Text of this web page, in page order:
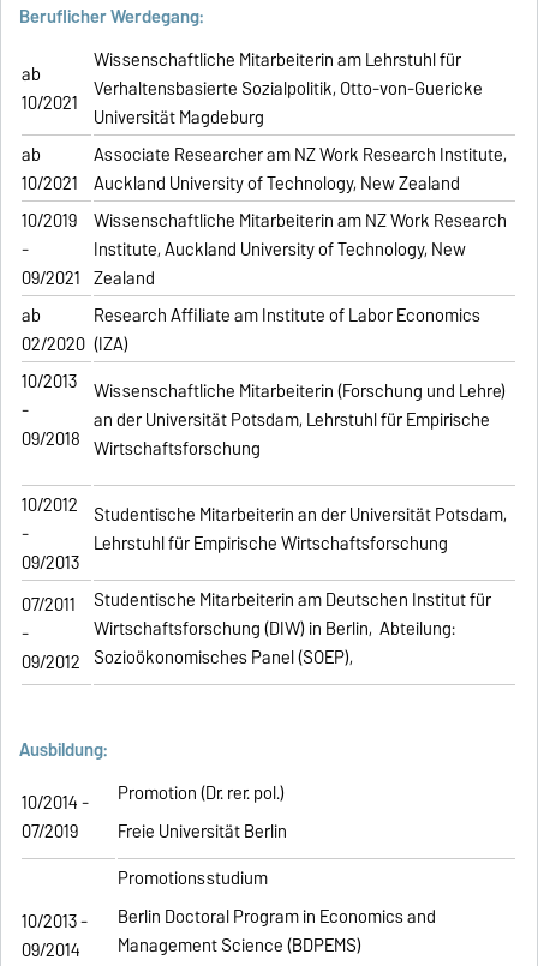
Beruflicher Werdegang:
ab
10/2021
Wissenschaftliche Mitarbeiterin am Lehrstuhl für
Verhaltensbasierte Sozialpolitik, Otto-von-Guericke
Universität Magdeburg
ab
10/2021
Associate Researcher am NZ Work Research Institute,
Auckland University of Technology, New Zealand
10/2019
-
09/2021
Wissenschaftliche Mitarbeiterin am NZ Work Research
Institute, Auckland University of Technology, New
Zealand
ab
02/2020
Research Affiliate am Institute of Labor Economics
(IZA)
10/2013
-
09/2018
Wissenschaftliche Mitarbeiterin (Forschung und Lehre)
an der Universität Potsdam, Lehrstuhl für Empirische
Wirtschaftsforschung
10/2012
-
09/2013
Studentische Mitarbeiterin an der Universität Potsdam,
Lehrstuhl für Empirische Wirtschaftsforschung
07/2011
-
09/2012
Studentische Mitarbeiterin am Deutschen Institut für
Wirtschaftsforschung (DIW) in Berlin, Abteilung:
Sozioökonomisches Panel (SOEP),
Ausbildung:
10/2014 -
07/2019
Promotion (Dr. rer. pol.)
Freie Universität Berlin
10/2013 -
09/2014
Promotionsstudium
Berlin Doctoral Program in Economics and
Management Science (BDPEMS)